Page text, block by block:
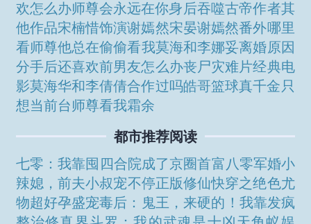
欢怎么办师尊会永远在你身后吞噬古帝作者其
他作品宋楠惜饰演谢嫣然宋晏谢嫣然番外哪里
看师尊他总在偷偷看我莫海和李娜妥离婚原因
分手后还喜欢前男友怎么办丧尸灾难片经典电
影莫海华和李倩倩合作过吗皓哥篮球真千金只
想当前台师尊看我霜余
都市推荐阅读
七零：我靠囤四合院成了京圈首富 八零军婚小
辣媳，前夫小叔宠不停正版修仙快穿之绝色尤
物超好孕盛宠毒后：鬼王，来硬的！ 我靠发疯